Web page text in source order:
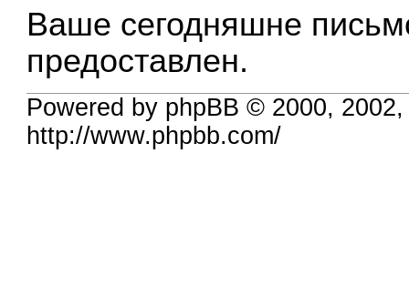
Ваше сегодняшне
предоставлен.
Powered by phpBB © 2000,
http://www.phpbb.com/